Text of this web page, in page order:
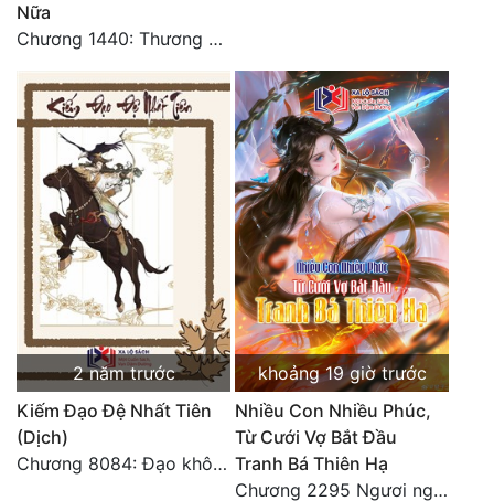
Nữa
Chương 1440: Thương Hoành Vạn Vật (7)
2 năm trước
Kiếm Đạo Đệ Nhất Tiên
(Dịch)
Chương 8084: Đạo không bờ bến (Đại kết cục) (10)
khoảng 19 giờ trước
Nhiều Con Nhiều Phúc,
Từ Cưới Vợ Bắt Đầu
Tranh Bá Thiên Hạ
Chương 2295 Ngươi nghĩ chuyện Đại Viêm tiên triều làm có thể giấu được thiên hạ sao?